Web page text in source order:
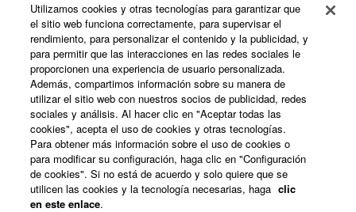
Productos y soluciones
Noticias
Acerca de Yamaha
España - Spanish
Utilizamos cookies y otras tecnologías para garantizar que
el sitio web funciona correctamente, para supervisar el
rendimiento, para personalizar el contenido y la publicidad, y
para permitir que las interacciones en las redes sociales le
proporcionen una experiencia de usuario personalizada.
Además, compartimos información sobre su manera de
utilizar el sitio web con nuestros socios de publicidad, redes
sociales y análisis. Al hacer clic en "Aceptar todas las
cookies", acepta el uso de cookies y otras tecnologías.
Para obtener más información sobre el uso de cookies o
para modificar su configuración, haga clic en "Configuración
de cookies". Si no está de acuerdo y solo quiere que se
utilicen las cookies y la tecnología necesarias, haga clic
en este enlace.